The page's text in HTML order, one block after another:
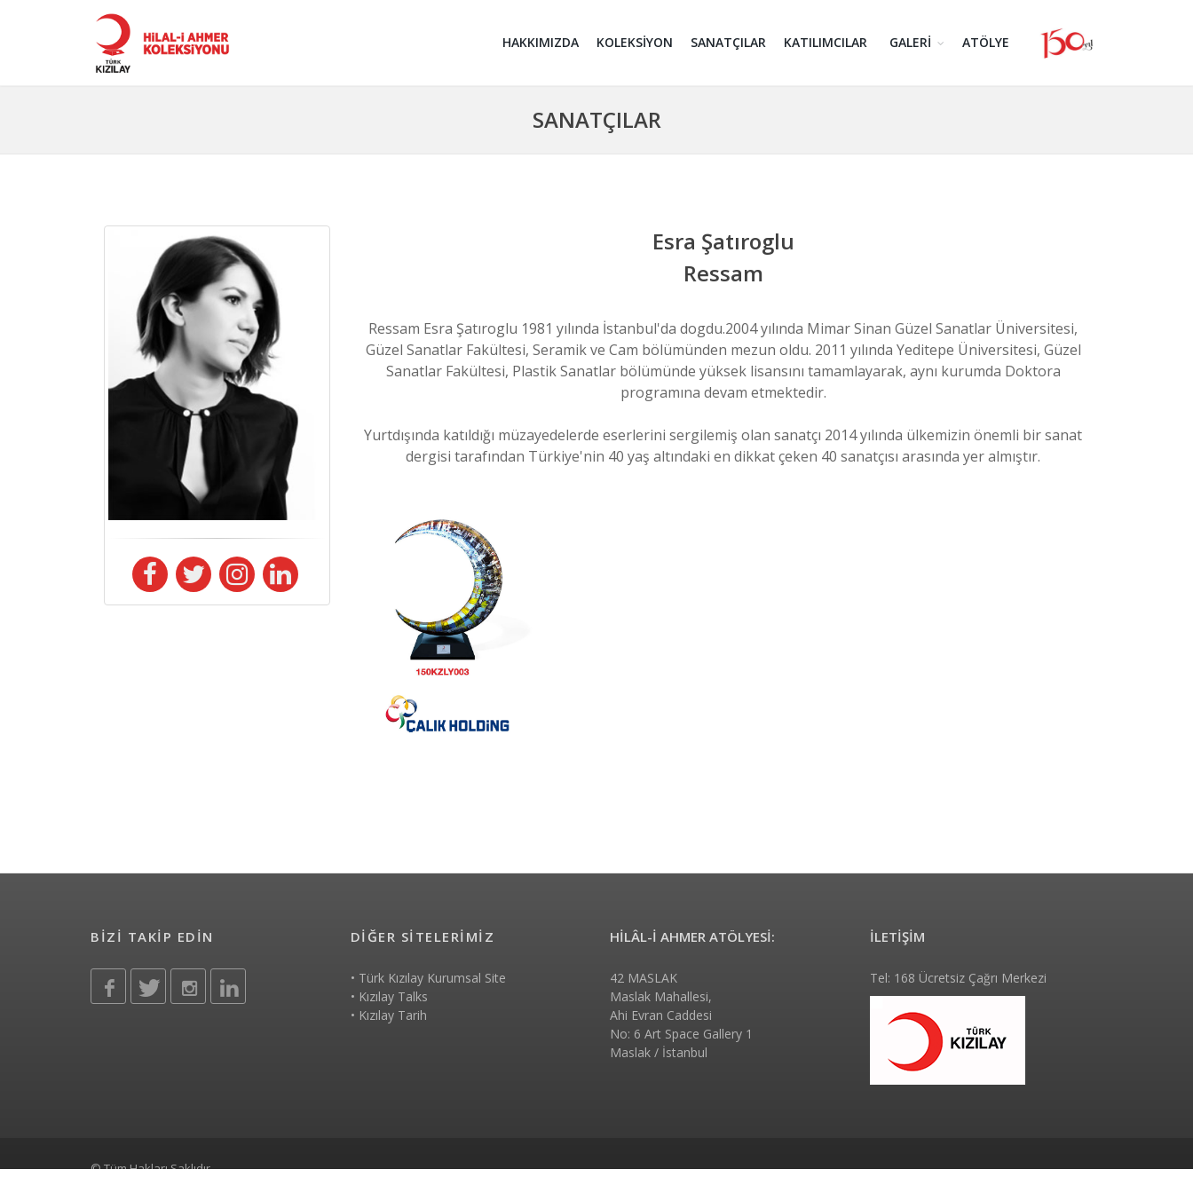
HAKKIMIZDA KOLEKSİYON SANATÇILAR KATILIMCILAR GALERİ ATÖLYE
SANATÇILAR
Esra Şatıroglu
Ressam
Ressam Esra Şatıroglu 1981 yılında İstanbul'da dogdu.2004 yılında Mimar Sinan Güzel Sanatlar Üniversitesi,
Güzel Sanatlar Fakültesi, Seramik ve Cam bölümünden mezun oldu. 2011 yılında Yeditepe Üniversitesi, Güzel
Sanatlar Fakültesi, Plastik Sanatlar bölümünde yüksek lisansını tamamlayarak, aynı kurumda Doktora
programına devam etmektedir.
Yurtdışında katıldığı müzayedelerde eserlerini sergilemiş olan sanatçı 2014 yılında ülkemizin önemli bir sanat
dergisi tarafından Türkiye'nin 40 yaş altındaki en dikkat çeken 40 sanatçısı arasında yer almıştır.
BİZİ TAKİP EDİN DİĞER SİTELERİMİZ
• Türk Kızılay Kurumsal Site
• Kızılay Talks
• Kızılay Tarih
HİLÂL-İ AHMER ATÖLYESİ:
42 MASLAK
Maslak Mahallesi,
Ahi Evran Caddesi
No: 6 Art Space Gallery 1
Maslak / İstanbul
İLETİŞİM
Tel: 168 Ücretsiz Çağrı Merkezi
© Tüm Hakları Saklıdır